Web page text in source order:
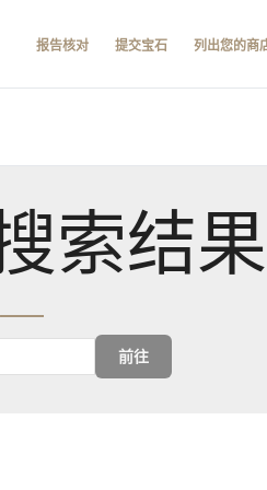
报告核对 提交宝石 列出您的商
索结果
前往